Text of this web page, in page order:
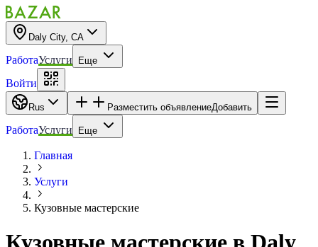
Daly City, CA
РаботаУслуги Еще
Войти
Rus Разместить объявлениеДобавить
РаботаУслуги Еще
Главная
Услуги
Кузовные мастерские